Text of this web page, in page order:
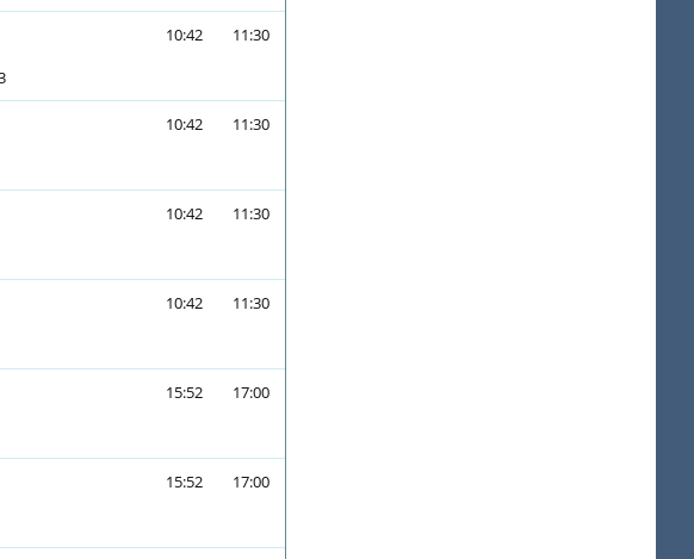
10:42 11:30
10:42 11:30
10:42 11:30
10:42 11:30
15:52 17:00
15:52 17:00